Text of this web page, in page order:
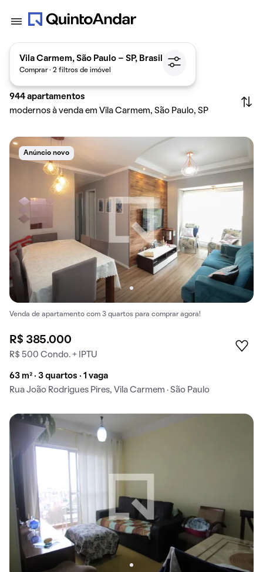
Vila Carmem, São Paulo - SP, Brasil
Comprar · 2 filtros de imóvel
944 apartamentos
modernos à venda em Vila Carmem, São Paulo, SP
Anúncio novo
Venda de apartamento com 3 quartos para comprar agora!
R$ 385.000
R$ 500 Condo. + IPTU
63 m² · 3 quartos · 1 vaga
Rua João Rodrigues Pires, Vila Carmem · São Paulo